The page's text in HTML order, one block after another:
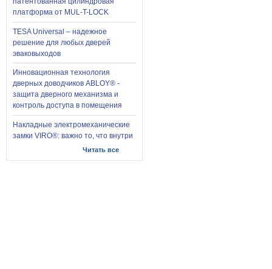
платформа от MUL-T-LOCK
TESA Universal – надежное
решение для любых дверей
эваковыходов
Инновационная технология
дверных доводчиков ABLOY® -
защита дверного механизма и
контроль доступа в помещения
Накладные электромеханические
замки VIRO®: важно то, что внутри
Читать все